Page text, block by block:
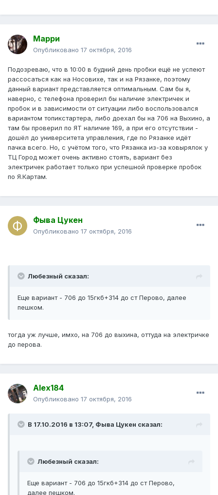
Марри
Опубликовано 17 октября, 2016
Подозреваю, что в 10:00 в будний день пробки ещё не успеют
рассосаться как на Носовихе, так и на Рязанке, поэтому
данный вариант представляется оптимальным. Сам бы я,
наверно, с телефона проверил бы наличие электричек и
пробок и в зависимости от ситуации либо воспользовался
вариантом топикстартера, либо доехал бы на 706 на Выхино, а
там бы проверил по ЯТ наличие 169, а при его отсутствии -
дошёл до университета управления, где по Рязанке идёт
пачка всего. Но, с учётом того, что Рязанка из-за ковырялок у
ТЦ Город может очень активно стоять, вариант без
электричек работает только при успешной проверке пробок
по Я.Картам.
Фыва Цукен
Опубликовано 17 октября, 2016
Любезный сказал:
Еще вариант - 706 до 15гкб+314 до ст Перово, далее
пешком.
тогда уж лучше, имхо, на 706 до выхина, оттуда на электричке
до перова.
Alex184
Опубликовано 17 октября, 2016
В 17.10.2016 в 13:07, Фыва Цукен сказал:
Любезный сказал:
Еще вариант - 706 до 15гкб+314 до ст Перово,
далее пешком.